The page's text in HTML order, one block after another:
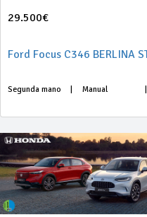
29.500€
Segunda mano Manual